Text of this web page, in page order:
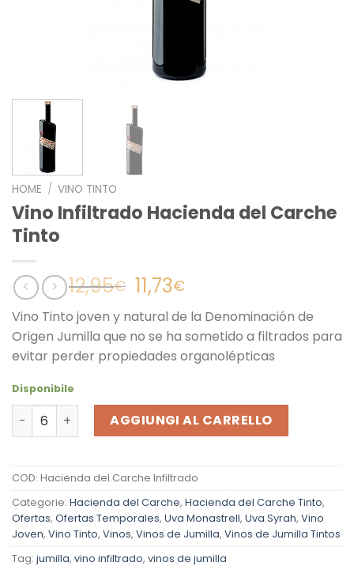
HOME / VINO TINTO
Vino Infiltrado Hacienda del Carche
Tinto
12,95€ Il
prezzo
originale
era:
12,95€.
11,73€Il
attuale
è:
11,73€.
Vino Tinto joven y natural de la Denominación de
Origen Jumilla que no se ha sometido a filtrados para
evitar perder propiedades organolépticas
Disponibile
Vino Infiltrado Hacienda del Carche Tinto quantità
AGGIUNGI AL CARRELLO
COD: Hacienda del Carche Infiltrado
Categorie: Hacienda del Carche, Hacienda del Carche Tinto,
Ofertas, Ofertas Temporales, Uva Monastrell, Uva Syrah, Vino
Joven, Vino Tinto, Vinos, Vinos de Jumilla, Vinos de Jumilla Tintos
Tag: jumilla, vino infiltrado, vinos de jumilla